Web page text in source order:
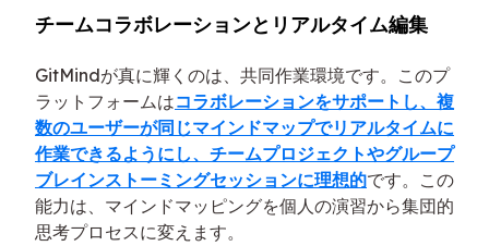
チームコラボレーションとリアルタイム編集
GitMindが真に輝くのは、共同作業環境です。このプ
ラットフォームはコラボレーションをサポートし、複
数のユーザーが同じマインドマップでリアルタイムに
作業できるようにし、チームプロジェクトやグループ
ブレインストーミングセッションに理想的です。この
能力は、マインドマッピングを個人の演習から集団的
思考プロセスに変えます。